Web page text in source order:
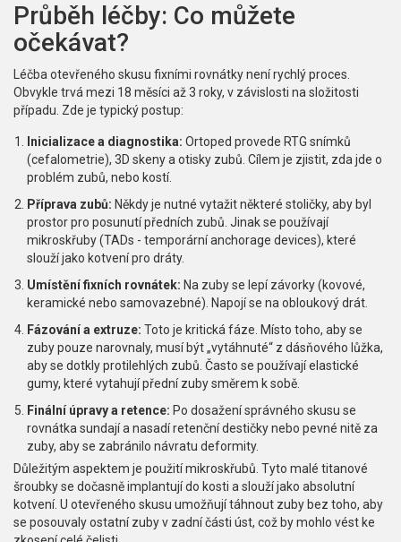
Průběh léčby: Co můžete
očekávat?
Léčba otevřeného skusu fixními rovnátky není rychlý proces.
Obvykle trvá mezi 18 měsíci až 3 roky, v závislosti na složitosti
případu. Zde je typický postup:
Inicializace a diagnostika: Ortoped provede RTG snímků
(cefalometrie), 3D skeny a otisky zubů. Cílem je zjistit, zda jde o
problém zubů, nebo kostí.
Příprava zubů: Někdy je nutné vytažit některé stoličky, aby byl
prostor pro posunutí předních zubů. Jinak se používají
mikroskřuby (TADs - temporární anchorage devices), které
slouží jako kotvení pro dráty.
Umístění fixních rovnátek: Na zuby se lepí závorky (kovové,
keramické nebo samovazebné). Napojí se na obloukový drát.
Fázování a extruze: Toto je kritická fáze. Místo toho, aby se
zuby pouze narovnaly, musí být „vytáhnuté“ z dásňového lůžka,
aby se dotkly protilehlých zubů. Často se používají elastické
gumy, které vytahují přední zuby směrem k sobě.
Finální úpravy a retence: Po dosažení správného skusu se
rovnátka sundají a nasadí retenční destičky nebo pevné nitě za
zuby, aby se zabránilo návratu deformity.
Důležitým aspektem je použití mikroskřubů. Tyto malé titanové
šroubky se dočasně implantují do kosti a slouží jako absolutní
kotvení. U otevřeného skusu umožňují táhnout zuby bez toho, aby
se posouvaly ostatní zuby v zadní části úst, což by mohlo vést ke